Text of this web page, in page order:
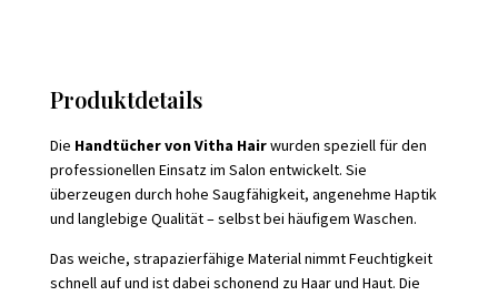
Produktdetails
Die Handtücher vonVitha Hairwurden speziell für den
professionellen Einsatz im Salon entwickelt. Sie
überzeugen durch hohe Saugfähigkeit, angenehme Haptik
und langlebige Qualität – selbst bei häufigem Waschen.
Das weiche, strapazierfähige Material nimmt Feuchtigkeit
schnell auf und ist dabei schonend zu Haar und Haut. Die